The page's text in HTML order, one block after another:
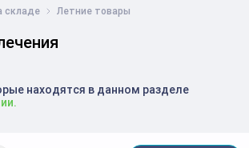
складе Летние товары
находятся в данном разделе